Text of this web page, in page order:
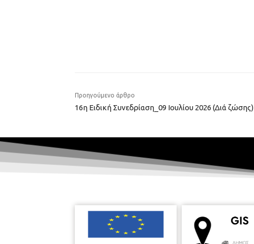
Προηγούμενο άρθρο
16η Ειδική Συνεδρίαση_09 Ιουλίου 2026 (Διά ζώσης)